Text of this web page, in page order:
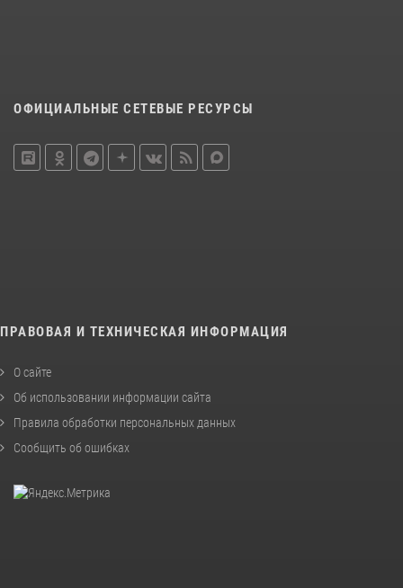
ОФИЦИАЛЬНЫЕ СЕТЕВЫЕ РЕСУРСЫ
ПРАВОВАЯ И ТЕХНИЧЕСКАЯ ИНФОРМАЦИЯ
О сайте
Об использовании информации сайта
Правила обработки персональных данных
Сообщить об ошибках